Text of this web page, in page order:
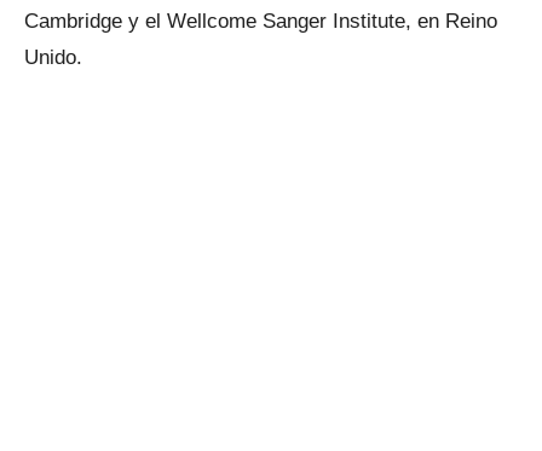
Cambridge y el Wellcome Sanger Institute, en Reino
Unido.